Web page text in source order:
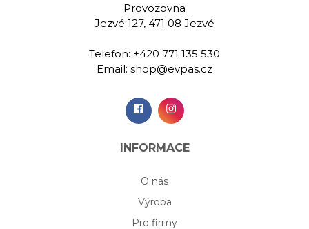
Provozovna
Jezvé 127, 471 08 Jezvé
Telefon: +420 771 135 530
Email: shop@evpas.cz
INFORMACE
O nás
Výroba
Pro firmy